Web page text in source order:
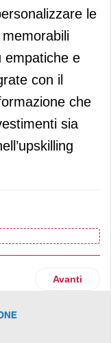
le
empatiche e
con il
che
sia
cattura l’attenzione
Articolo
Avanti